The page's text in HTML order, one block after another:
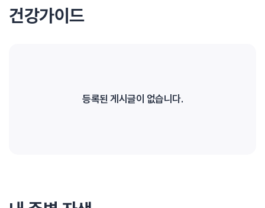
건강가이드
등록된 게시글이 없습니다.